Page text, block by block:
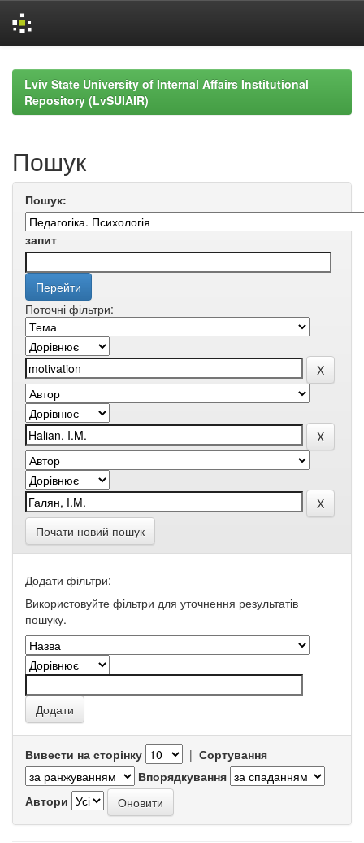
navigationLviv State University of Internal Affairs Institutional
Repository (LvSUIAIR)
Пошук
Пошук:
запит
Поточні фільтри:
Почати новий пошук
Додати фільтри:
Використовуйте фільтри для уточнення результатів
пошуку.
Вивести на сторінку | Сортування
Впорядкування
Автори